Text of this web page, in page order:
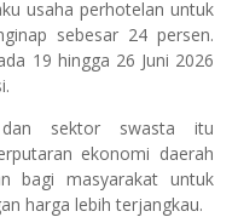
usaha perhotelan untuk
sebesar 24 persen.
19 hingga 26 Juni 2026
dan sektor swasta itu
ekonomi daerah
bagi masyarakat untuk
harga lebih terjangkau.